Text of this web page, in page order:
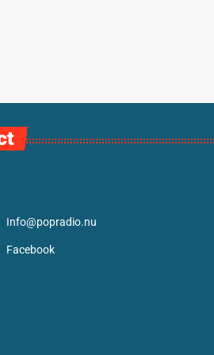
Info@popradio.nu
Facebook